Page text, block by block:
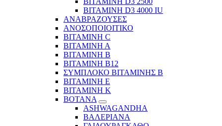
BITAMINH D3 4000 IU
ΑΝΑΒΡΑΖΟΥΣΕΣ
ΑΝΟΣΟΠΟΙΟΙΤΙΚΟ
ΒΙΤΑΜΙΝΗ C
ΒΙΤΑΜΙΝΗ Α
ΒΙΤΑΜΙΝΗ Β
ΒΙΤΑΜΙΝΗ Β12
ΣΥΜΠΛΟΚΟ ΒΙΤΑΜΙΝΗΣ Β
ΒΙΤΑΜΙΝΗ Ε
ΒΙΤΑΜΙΝΗ Κ
ΒΟΤΑΝΑ
ASHWAGANDHA
ΒΑΛΕΡΙΑΝΑ